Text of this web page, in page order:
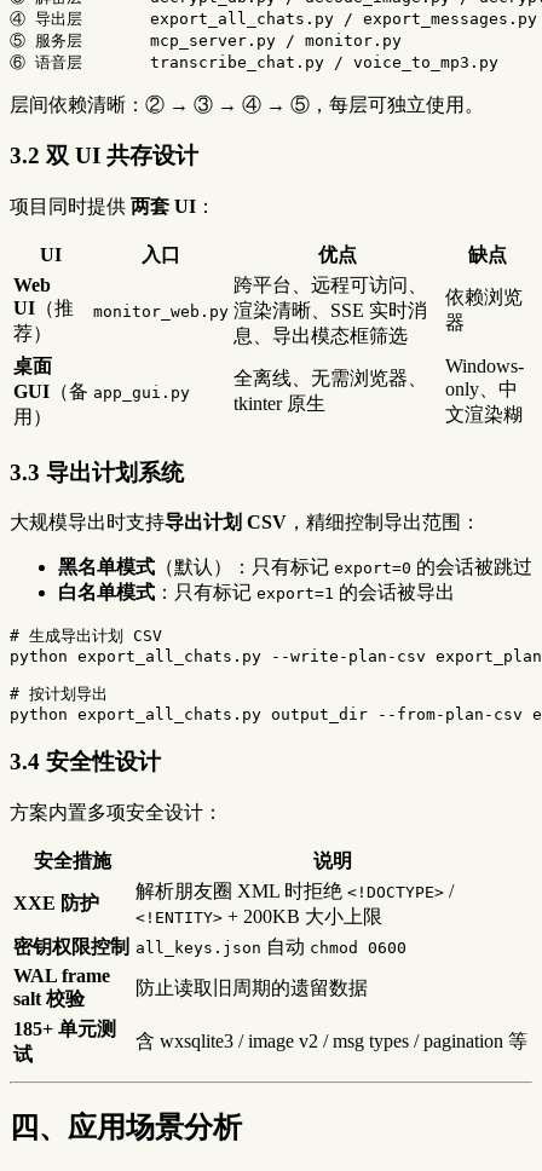
④ 导出层       export_all_chats.py /
⑤ 服务层       mcp_server.py / monitor.py
层间依赖清晰：② → ③ → ④ → ⑤，每层可独立使用。
3.2 双 UI 共存设计
项目同时提供 两套 UI ：
UI 入口 优点
缺点
Web
UI （推
荐）
monitor_web.py
跨平台、远程可访问、
渲染清晰、SSE 实时消
息、导出模态框筛选
依赖浏览
器
桌面
GUI （备
用）
app_gui.py
全离线、无需浏览器、
tkinter 原生
Windows-
only、中
文渲染糊
3.3 导出计划系统
大规模导出时支持导出计划 CSV ，精细控制导出范围：
黑名单模式 （默认）：只有标记 export=0 的会话被跳过
白名单模式 ：只有标记 export=1 的会话被导出
# 生成导出计划 CSV
python export_all_chats.py
--write-plan-csv
# 按计划导出
python export_all_chats.py output_dir
--from-plan-csv
3.4 安全性设计
方案内置多项安全设计：
安全措施 说明
XXE 防护
解析朋友圈 XML 时拒绝 <!DOCTYPE> /
<!ENTITY> + 200KB 大小上限
密钥权限控制 all_keys.json 自动 chmod 0600
WAL frame
salt 校验
防止读取旧周期的遗留数据
185+ 单元测
试
含 wxsqlite3 / image v2 / msg types / pagination 等
四、应用场景分析